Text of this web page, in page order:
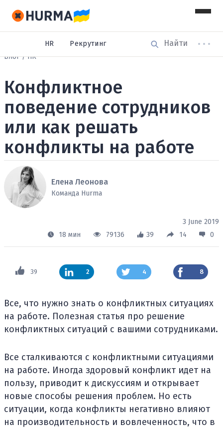
HR
Рекрутинг
Блог
HR
Конфликтное
поведение сотрудников
или как решать
конфликты на работе
Елена Леонова
Команда Hurma
3 June 2019
18 мин
79136 39 14 0
39 2 4 8
Все, что нужно знать о конфликтных ситуациях
на работе. Полезная статья про решение
конфликтных ситуаций с вашими сотрудниками.
Все сталкиваются с конфликтными ситуациями
на работе. Иногда здоровый конфликт идет на
пользу, приводит к дискуссиям и открывает
новые способы решения проблем. Но есть
ситуации, когда конфликты негативно влияют
на производительность и вовлеченность, что в